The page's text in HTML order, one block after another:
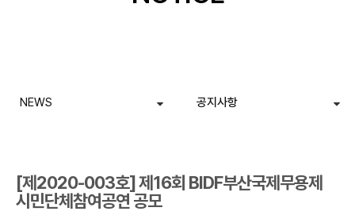
NEWS 공지사항
[제2020-003호] 제16회 BIDF부산국제무용제
시민단체참여공연 공모